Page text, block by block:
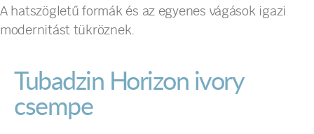
A hatszögletű formák és az egyenes vágások igazi
modernitást tükröznek.
Tubadzin Horizon ivory
csempe